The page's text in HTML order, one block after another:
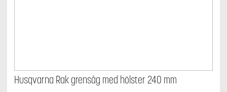
Husqvarna Rak grensåg med hölster 240 mm